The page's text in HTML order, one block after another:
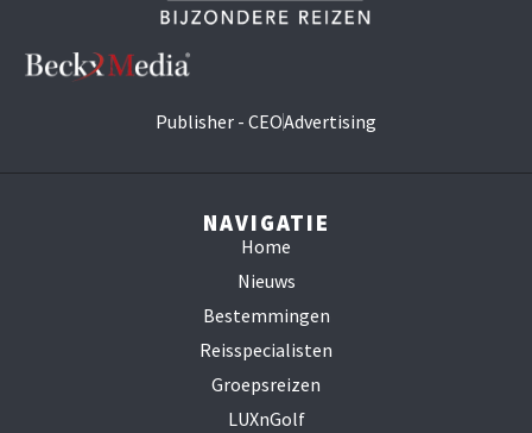
Publisher - CEOAdvertising
NAVIGATIE
Home
Nieuws
Bestemmingen
Reisspecialisten
Groepsreizen
LUXnGolf